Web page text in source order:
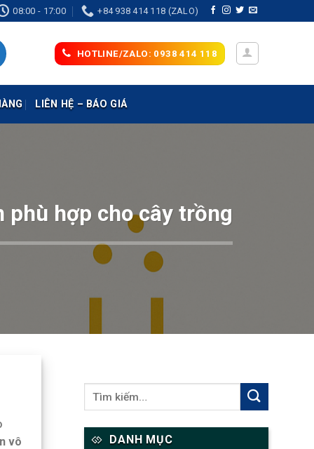
08:00 - 17:00 +84 938 414 118 (ZALO)
HOTLINE/ZALO: 0938 414 118
LIÊN HỆ – BÁO GIÁ
phù hợp cho cây trồng
vô
DANH MỤC